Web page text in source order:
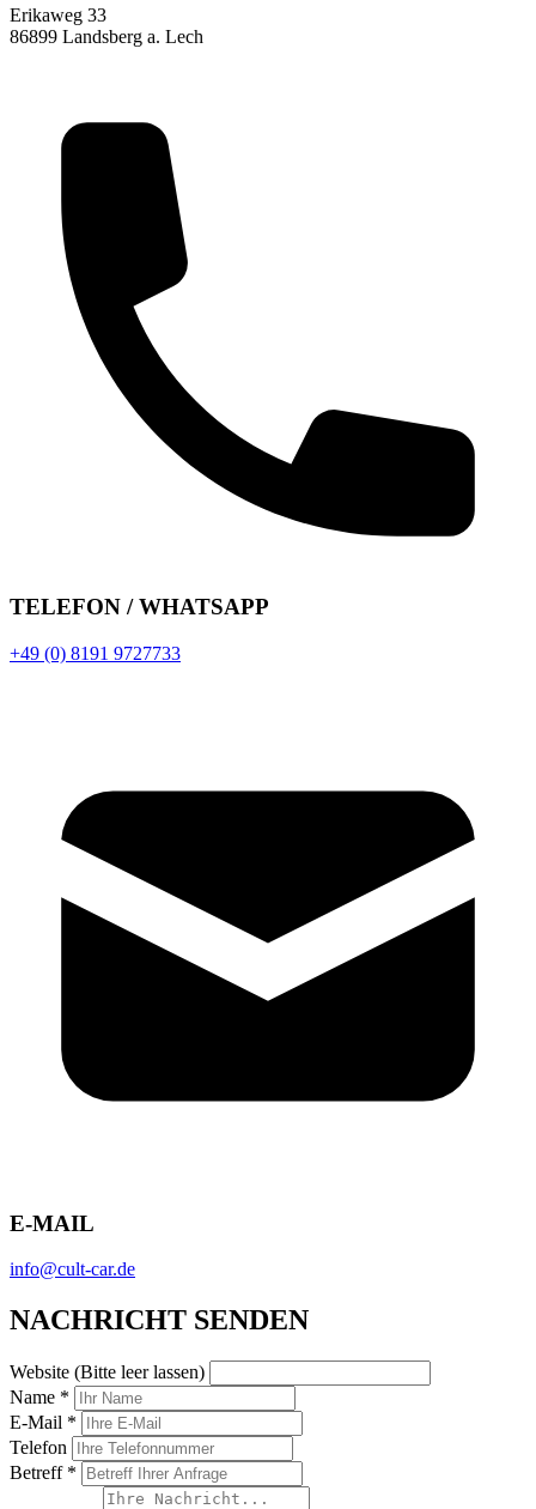
Erikaweg 33
86899 Landsberg a. Lech
TELEFON / WHATSAPP
+49 (0) 8191 9727733
E-MAIL
info@cult-car.de
NACHRICHT SENDEN
Website (Bitte leer lassen)
Name *
E-Mail *
Telefon
Betreff *